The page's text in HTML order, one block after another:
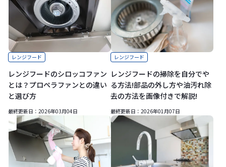
レンジフード
レンジフードのシロッコファン
とは？プロペラファンとの違い
と選び方
最終更新日： 2026年03月04日
レンジフード
レンジフードの掃除を自分でや
る方法!部品の外し方や油汚れ除
去の方法を画像付きで解説!
最終更新日： 2026年01月07日